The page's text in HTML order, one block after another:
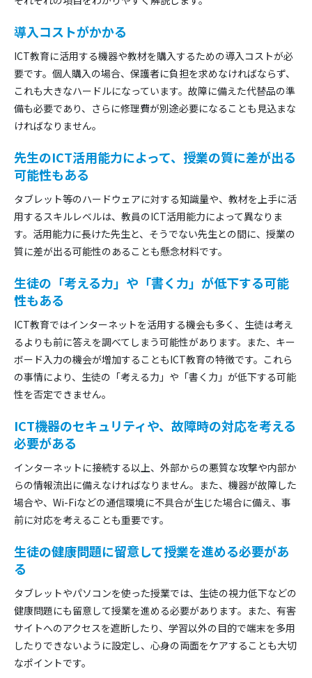
導入コストがかかる
ICT教育に活用する機器や教材を購入するための導入コストが必
要です。個人購入の場合、保護者に負担を求めなければならず、
これも大きなハードルになっています。故障に備えた代替品の準
備も必要であり、さらに修理費が別途必要になることも見込まな
ければなりません。
先生のICT活用能力によって、授業の質に差が出る
可能性もある
タブレット等のハードウェアに対する知識量や、教材を上手に活
用するスキルレベルは、教員のICT活用能力によって異なりま
す。活用能力に長けた先生と、そうでない先生との間に、授業の
質に差が出る可能性のあることも懸念材料です。
生徒の「考える力」や「書く力」が低下する可能
性もある
ICT教育ではインターネットを活用する機会も多く、生徒は考え
るよりも前に答えを調べてしまう可能性があります。また、キー
ボード入力の機会が増加することもICT教育の特徴です。これら
の事情により、生徒の「考える力」や「書く力」が低下する可能
性を否定できません。
ICT機器のセキュリティや、故障時の対応を考える
必要がある
インターネットに接続する以上、外部からの悪質な攻撃や内部か
らの情報流出に備えなければなりません。また、機器が故障した
場合や、Wi-Fiなどの通信環境に不具合が生じた場合に備え、事
前に対応を考えることも重要です。
生徒の健康問題に留意して授業を進める必要があ
る
タブレットやパソコンを使った授業では、生徒の視力低下などの
健康問題にも留意して授業を進める必要があります。また、有害
サイトへのアクセスを遮断したり、学習以外の目的で端末を多用
したりできないように設定し、心身の両面をケアすることも大切
なポイントです。